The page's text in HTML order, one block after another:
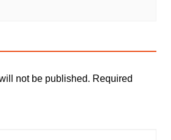
not be published. Required